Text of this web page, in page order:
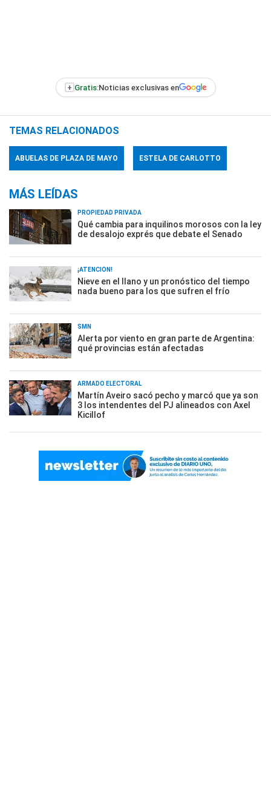
+ Gratis:Noticias exclusivas en
TEMAS RELACIONADOS
ABUELAS DE PLAZA DE MAYO ESTELA DE CARLOTTO
MÁS LEÍDAS
PROPIEDAD PRIVADA
Qué cambia para inquilinos morosos con la ley
de desalojo exprés que debate el Senado
¡ATENCIÓN!
Nieve en el llano y un pronóstico del tiempo
nada bueno para los que sufren el frío
SMN
Alerta por viento en gran parte de Argentina:
qué provincias están afectadas
ARMADO ELECTORAL
Martín Aveiro sacó pecho y marcó que ya son
3 los intendentes del PJ alineados con Axel
Kicillof